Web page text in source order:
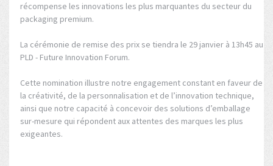
récompense les innovations les plus marquantes du secteur du
packaging premium.
La cérémonie de remise des prix se tiendra le 29 janvier à 13h45 au
PLD - Future Innovation Forum.
Cette nomination illustre notre engagement constant en faveur de
la créativité, de la personnalisation et de l’innovation technique,
ainsi que notre capacité à concevoir des solutions d’emballage
sur-mesure qui répondent aux attentes des marques les plus
exigeantes.